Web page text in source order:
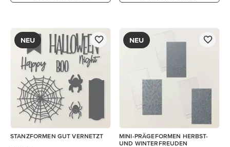
NEU
STANZFORMEN GUT VERNETZT
NEU
MINI-PRÄGEFORMEN HERBST-
UND WINTERFREUDEN